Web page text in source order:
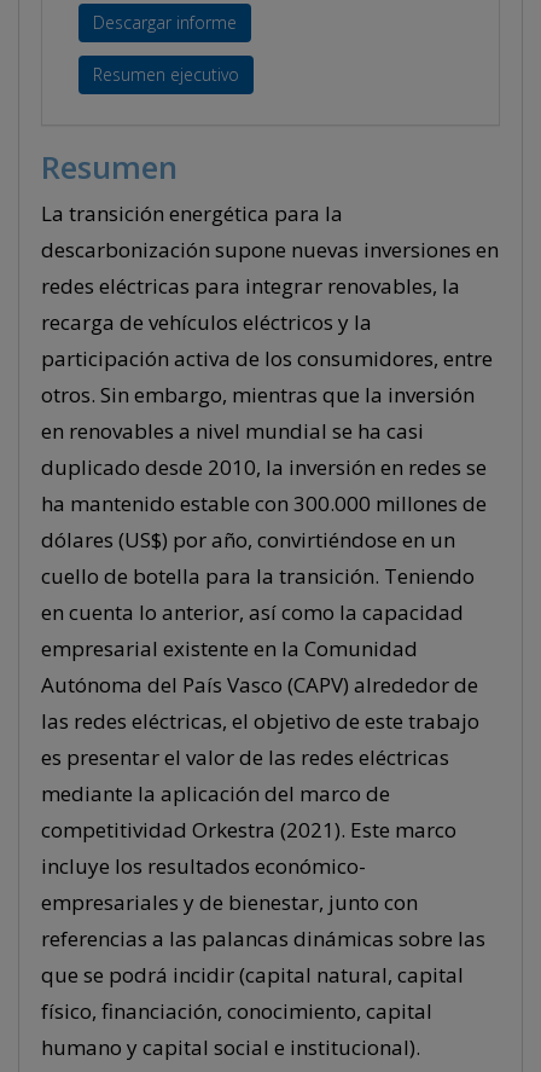
Descargar informe
Resumen ejecutivo
Resumen
La transición energética para la
descarbonización supone nuevas inversiones en
redes eléctricas para integrar renovables, la
recarga de vehículos eléctricos y la
participación activa de los consumidores, entre
otros. Sin embargo, mientras que la inversión
en renovables a nivel mundial se ha casi
duplicado desde 2010, la inversión en redes se
ha mantenido estable con 300.000 millones de
dólares (US$) por año, convirtiéndose en un
cuello de botella para la transición. Teniendo
en cuenta lo anterior, así como la capacidad
empresarial existente en la Comunidad
Autónoma del País Vasco (CAPV) alrededor de
las redes eléctricas, el objetivo de este trabajo
es presentar el valor de las redes eléctricas
mediante la aplicación del marco de
competitividad Orkestra (2021). Este marco
incluye los resultados económico-
empresariales y de bienestar, junto con
referencias a las palancas dinámicas sobre las
que se podrá incidir (capital natural, capital
físico, financiación, conocimiento, capital
humano y capital social e institucional).